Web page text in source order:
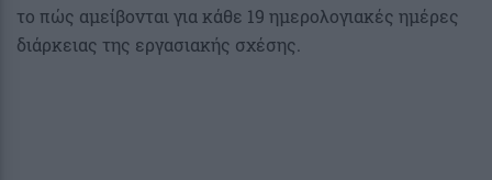
το πώς αμείβονται για κάθε 19 ημερολογιακές ημέρες
διάρκειας της εργασιακής σχέσης.